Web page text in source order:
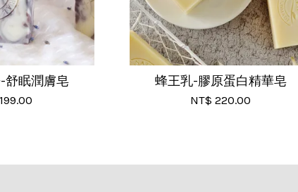
舒眠潤膚皂 蜂王乳-膠原蛋白精華皂
NT$ 220.00